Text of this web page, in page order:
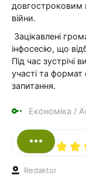
довгостроковим
війни.
Зацікавлені
інфосесію, що
Під час зустрічі
участі та формат
запитання.
Економіка /
Redaktor